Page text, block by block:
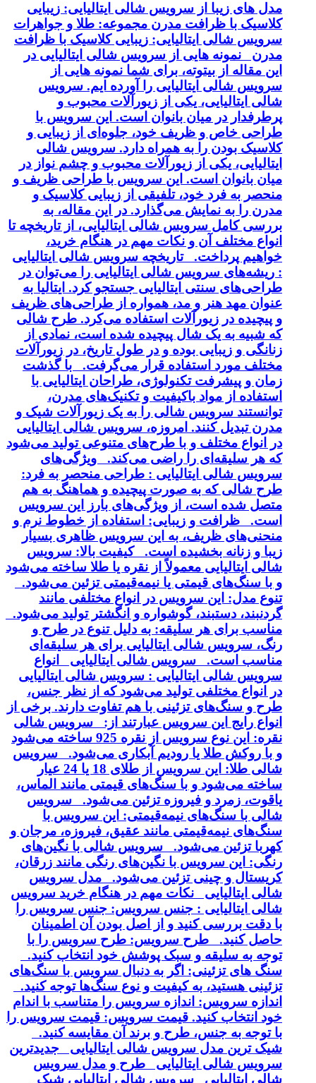
های زیبا از سرویس شالی ایتالیایی: زیبایی
با ظرافت مدرن مجموعه: طلا و جواهرات
شالی ایتالیایی: زیبایی کلاسیک با ظرافت
نمونه هایی از سرویس شالی ایتالیایی در
مقاله از بیتوته، برای شما نمونه هایی از
شالی ایتالیایی را آورده ایم. سرویس
ایتالیایی، یکی از زیورآلات محبوب و
در میان بانوان است. این سرویس با
خاص و ظریف خود، جلوه‌ای از زیبایی و
بودن را به همراه دارد. سرویس شالی
یکی از زیورآلات محبوب و چشم نواز در
بانوان است. این سرویس با طراحی ظریف و
به فرد خود، تلفیقی از زیبایی کلاسیک و
را به نمایش می‌گذارد. در این مقاله، به
کامل سرویس شالی ایتالیایی، از تاریخچه تا
مختلف آن و نکات مهم در هنگام خرید،
پرداخت. تاریخچه سرویس شالی ایتالیایی
ریشه‌های سرویس شالی ایتالیایی را می‌توان در
سنتی ایتالیایی جستجو کرد. ایتالیا به
مهد هنر و مد، همواره از طراحی‌های ظریف
پیچیده در زیورآلات استفاده می‌کرد. طرح شالی
شبیه به یک شال پیچیده شده است، نمادی از
و زیبایی بوده و در طول تاریخ، در زیورآلات
مورد استفاده قرار می‌گرفت. با گذشت
و پیشرفت تکنولوژی، طراحان ایتالیایی با
از مواد باکیفیت و تکنیک‌های مدرن،
سرویس شالی را به یک زیورآلات شیک و
تبدیل کنند. امروزه، سرویس شالی ایتالیایی
انواع مختلف و با طرح‌های متنوعی تولید می‌شود
هر سلیقه‌ای را راضی می‌کند. ویژگی‌های
شالی ایتالیایی : طراحی منحصر به فرد:
شالی که به صورت پیچیده و هماهنگ به هم
شده است، از ویژگی‌های بارز این سرویس
ظرافت و زیبایی: استفاده از خطوط نرم و
ظریف، به این سرویس ظاهری بسیار
و زنانه بخشیده است. کیفیت بالا: سرویس
ایتالیایی معمولاً از نقره یا طلا ساخته می‌شود
با سنگ‌های قیمتی یا نیمه‌قیمتی تزئین می‌شود.
مدل: این سرویس در انواع مختلفی مانند
دستبند، گوشواره و انگشتر تولید می‌شود.
برای هر سلیقه: به دلیل تنوع در طرح و
سرویس شالی ایتالیایی برای هر سلیقه‌ای
است. سرویس شالی ایتالیایی انواع
شالی ایتالیایی : سرویس شالی ایتالیایی
انواع مختلفی تولید می‌شود که از نظر جنس،
و سنگ‌های تزئینی با هم تفاوت دارند. برخی از
رایج این سرویس عبارتند از: سرویس شالی
نقره: این نوع سرویس از نقره 925 ساخته می‌شود
با روکش طلا یا رودیم آبکاری می‌شود. سرویس
شالی طلا: این سرویس از طلای 18 یا 24 عیار
می‌شود و با سنگ‌های قیمتی مانند الماس،
زمرد و فیروزه تزئین می‌شود. سرویس
با سنگ‌های نیمه‌قیمتی: این سرویس با
نیمه‌قیمتی مانند عقیق، فیروزه، مرجان و
تزئین می‌شود. سرویس شالی با نگین‌های
این سرویس با نگین‌های رنگی مانند زرقان،
و چینی تزئین می‌شود. مدل سرویس
ایتالیایی نکات مهم در هنگام خرید سرویس
ایتالیایی : جنس سرویس: جنس سرویس را
دقت بررسی کنید و از اصل بودن آن اطمینان
کنید. طرح سرویس: طرح سرویس را با
به سلیقه و سبک پوشش خود انتخاب کنید.
های تزئینی: اگر به دنبال سرویس با سنگ‌های
هستید، به کیفیت و نوع سنگ‌ها توجه کنید.
سرویس: اندازه سرویس را متناسب با اندام
انتخاب کنید. قیمت سرویس: قیمت سرویس را
توجه به جنس، طرح و برند آن مقایسه کنید.
ترین مدل سرویس شالی ایتالیایی جدیدترین
شالی ایتالیایی طرح و مدل سرویس
ایتالیایی سرویس شالی ایتالیایی شیک